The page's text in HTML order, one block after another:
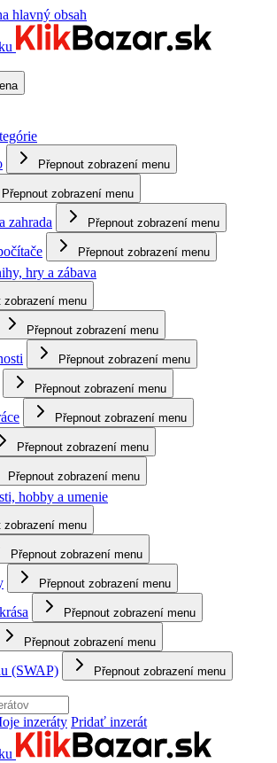
hlavný obsah
Přepnout zobrazení menu
Přepnout zobrazení menu
zahrada Přepnout zobrazení menu
Přepnout zobrazení menu
hry a zábava
zobrazení menu
Přepnout zobrazení menu
Přepnout zobrazení menu
Přepnout zobrazení menu
Přepnout zobrazení menu
Přepnout zobrazení menu
Přepnout zobrazení menu
hobby a umenie
zobrazení menu
Přepnout zobrazení menu
Přepnout zobrazení menu
Přepnout zobrazení menu
Přepnout zobrazení menu
(SWAP) Přepnout zobrazení menu
inzeráty Pridať inzerát